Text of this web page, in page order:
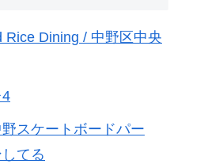
Rice Dining / 中野区中央
スケートボードパー
てる